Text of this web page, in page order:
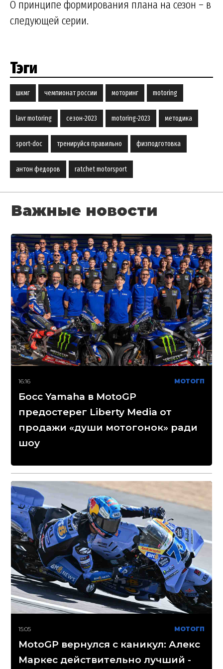
О принципе формирования плана на сезон – в
следующей серии.
Тэги
шкмг чемпионат россии моторинг motoring
lavr motoring сезон-2023 motoring-2023 методика
sport-doc тренируйся правильно физподготовка
антон федоров ratchet motorsport
Важные новости
16:16 МОТОГП
Босс Yamaha в MotoGP
предостерег Liberty Media от
продажи «души мотогонок» ради
шоу
15:05 МОТОГП
MotoGP вернулся с каникул: Алекс
Маркес действительно лучший -